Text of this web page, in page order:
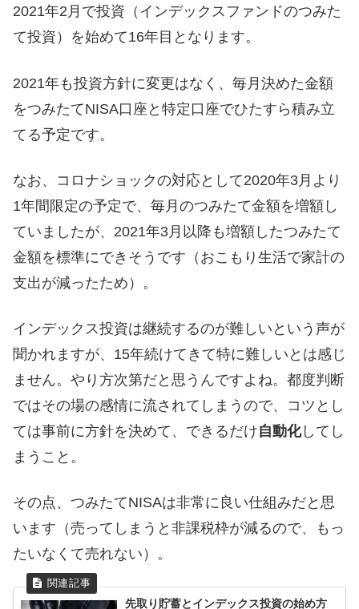
2021年2月で投資（インデックスファンドのつみた
て投資）を始めて16年目となります。
2021年も投資方針に変更はなく、毎月決めた金額
をつみたてNISA口座と特定口座でひたすら積み立
てる予定です。
なお、コロナショックの対応として2020年3月より
1年間限定の予定で、毎月のつみたて金額を増額し
ていましたが、2021年3月以降も増額したつみたて
金額を標準にできそうです（おこもり生活で家計の
支出が減ったため）。
インデックス投資は継続するのが難しいという声が
聞かれますが、15年続けてきて特に難しいとは感じ
ません。やり方次第だと思うんですよね。都度判断
ではその場の感情に流されてしまうので、コツとし
ては事前に方針を決めて、できるだけ自動化してし
まうこと。
その点、つみたてNISAは非常に良い仕組みだと思
います（売ってしまうと非課税枠が減るので、もっ
たいなくて売れない）。
先取り貯蓄とインデックス投資の始め方